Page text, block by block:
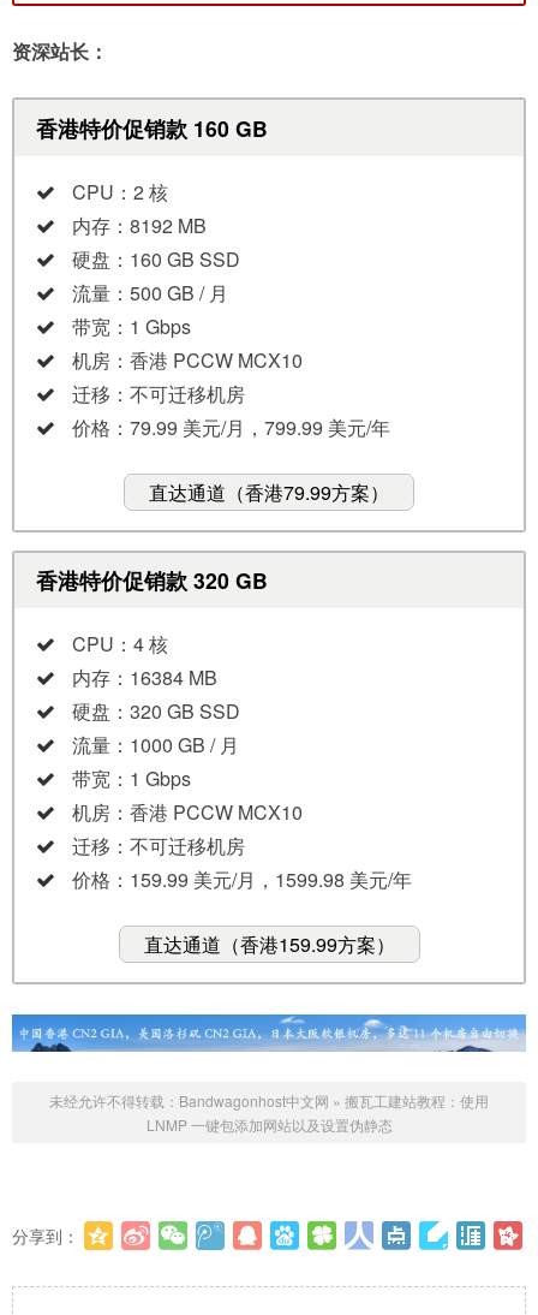
资深站长：
香港特价促销款 160 GB
CPU：2 核
内存：8192 MB
硬盘：160 GB SSD
流量：500 GB / 月
带宽：1 Gbps
机房：香港 PCCW MCX10
迁移：不可迁移机房
价格：79.99 美元/月，799.99 美元/年
直达通道（香港79.99方案）
香港特价促销款 320 GB
CPU：4 核
内存：16384 MB
硬盘：320 GB SSD
流量：1000 GB / 月
带宽：1 Gbps
机房：香港 PCCW MCX10
迁移：不可迁移机房
价格：159.99 美元/月，1599.98 美元/年
直达通道（香港159.99方案）
未经允许不得转载： Bandwagonhost中文网 » 搬瓦工建站教程：使用
LNMP 一键包添加网站以及设置伪静态
分享到：